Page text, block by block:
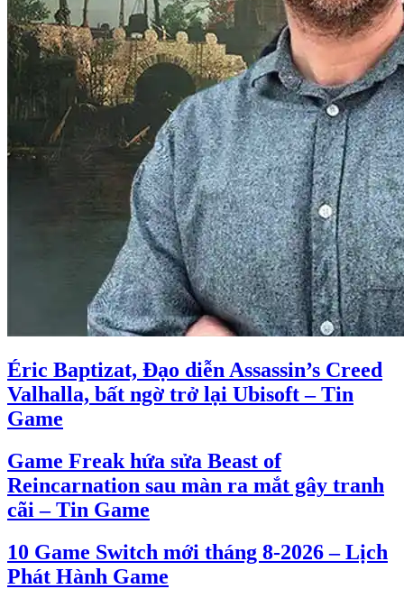
Éric Baptizat, Đạo diễn Assassin’s Creed
Valhalla, bất ngờ trở lại Ubisoft – Tin
Game
Game Freak hứa sửa Beast of
Reincarnation sau màn ra mắt gây tranh
cãi – Tin Game
10 Game Switch mới tháng 8-2026 – Lịch
Phát Hành Game